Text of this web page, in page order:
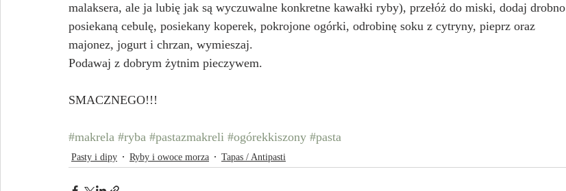
malaksera, ale ja lubię jak są wyczuwalne konkretne kawałki ryby), przełóż do miski, dodaj drobno
posiekaną cebulę, posiekany koperek, pokrojone ogórki, odrobinę soku z cytryny, pieprz oraz
majonez, jogurt i chrzan, wymieszaj.
Podawaj z dobrym żytnim pieczywem.
SMACZNEGO!!!
#makrela #ryba #pastazmakreli #ogórekkiszony #pasta
Pasty i dipy Ryby i owoce morza Tapas / Antipasti